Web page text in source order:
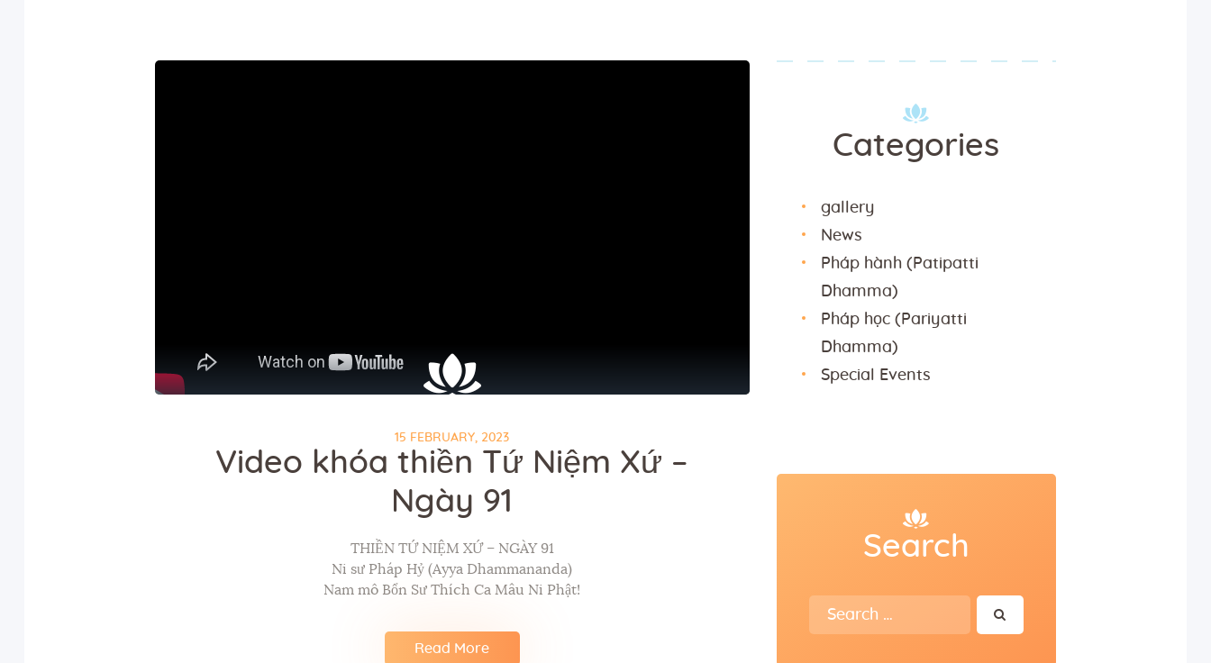
15 FEBRUARY, 2023
Video khóa thiền Tứ Niệm Xứ –
Ngày 91
THIỀN TỨ NIỆM XỨ – NGÀY 91
Ni sư Pháp Hỷ (Ayya Dhammananda)
Nam mô Bổn Sư Thích Ca Mâu Ni Phật!
Read More
Categories
gallery
News
Pháp hành (Patipatti
Dhamma)
Pháp học (Pariyatti
Dhamma)
Special Events
Search
Search
for: